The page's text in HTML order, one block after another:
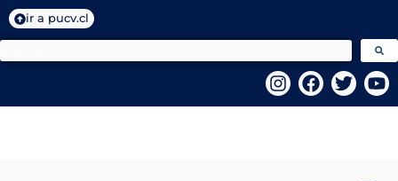
ir a pucv.cl